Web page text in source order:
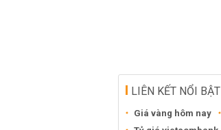
LIÊN KẾT NỔI BẬT
Giá vàng hôm nay